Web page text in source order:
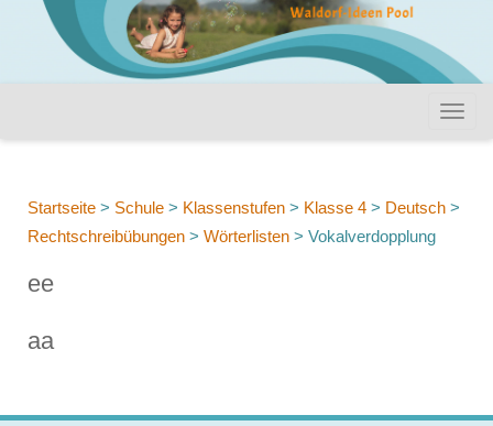
Startseite > Schule > Klassenstufen > Klasse 4 > Deutsch >
Rechtschreibübungen > Wörterlisten > Vokalverdopplung
ee
aa